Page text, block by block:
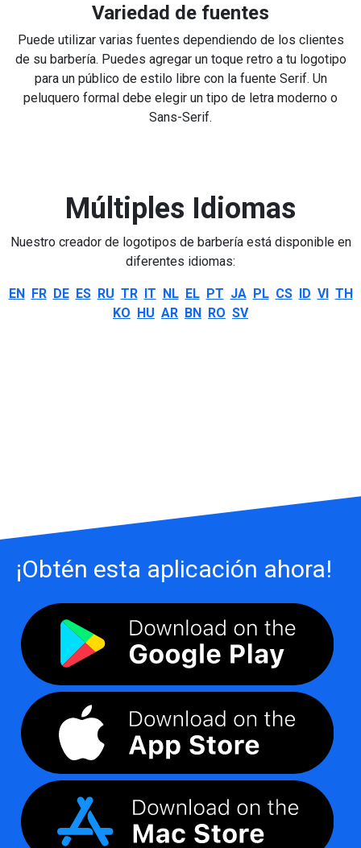
Variedad de fuentes
Puede utilizar varias fuentes dependiendo de los clientes
de su barbería. Puedes agregar un toque retro a tu logotipo
para un público de estilo libre con la fuente Serif. Un
peluquero formal debe elegir un tipo de letra moderno o
Sans-Serif.
Múltiples Idiomas
Nuestro creador de logotipos de barbería está disponible en
diferentes idiomas:
EN FR DE ES RU TR IT NL EL PT JA PL CS ID VI TH
KO HU AR BN RO SV
¡Obtén esta aplicación ahora!